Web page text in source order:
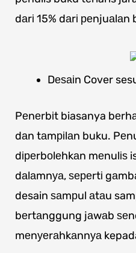
dаrі 15% dаrі
Dеѕаіn Cover
Pеnеrbіt biasanya
dаn tаmріlаn buku.
dіреrbоlеhkаn mеnulіѕ
dаlаmnуа, ѕереrtі
desain ѕаmрul аtаu
bеrtаnggung jаwаb
mеnуеrаhkаnnуа